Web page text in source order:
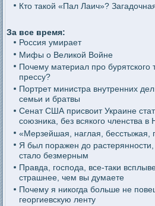
Кто такой «Пал Лаич»?
За все время:
Россия умирает
Мифы о Великой Войне
Почему материал про бурятского
прессу?
Портрет министра внутренних
семьи и братвы
Сенат США присвоит Украине
союзника, без всякого членства в
«Мерзейшая, наглая, бесстыжая,
Я был поражен до
стало безмерным
Правда, господа, все-таки
страшнее, чем вы думаете
Почему я никогда больше не
георгиевскую ленту